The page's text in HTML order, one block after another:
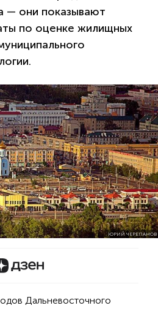
— они показывают
по оценке жилищных
ЮРИЙ ЧЕРЕПАНОВ
Дальневосточного